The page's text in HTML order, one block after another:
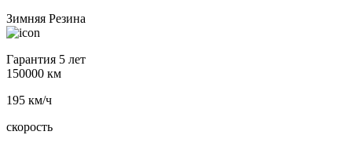
Зимняя Резина
Гарантия 5 лет
150000 км
195 км/ч
скорость